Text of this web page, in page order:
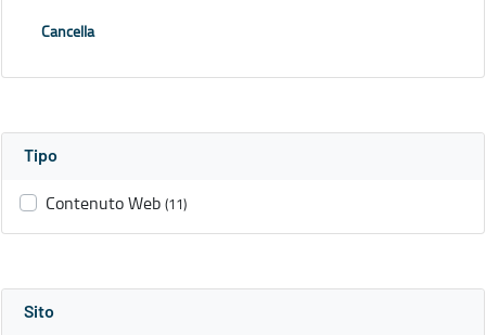
Cancella
Tipo
Contenuto Web (11)
Sito